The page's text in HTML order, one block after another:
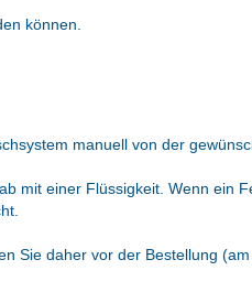
können.
manuell von der
mit einer Flüssigkeit. Wenn ein
Sie daher vor der Bestellung